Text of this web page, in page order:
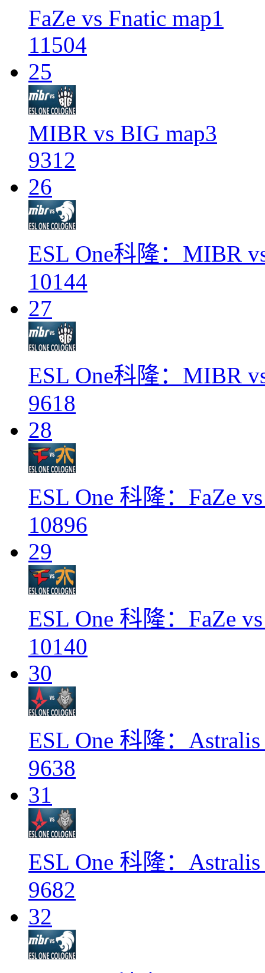
FaZe vs Fnatic map1
11504
25
MIBR vs BIG map3
9312
26
ESL One科隆：MIBR
10144
27
ESL One科隆：MIBR
9618
28
ESL One 科隆：FaZe
10896
29
ESL One 科隆：FaZe
10140
30
ESL One 科隆：Astralis
9638
31
ESL One 科隆：Astralis
9682
32